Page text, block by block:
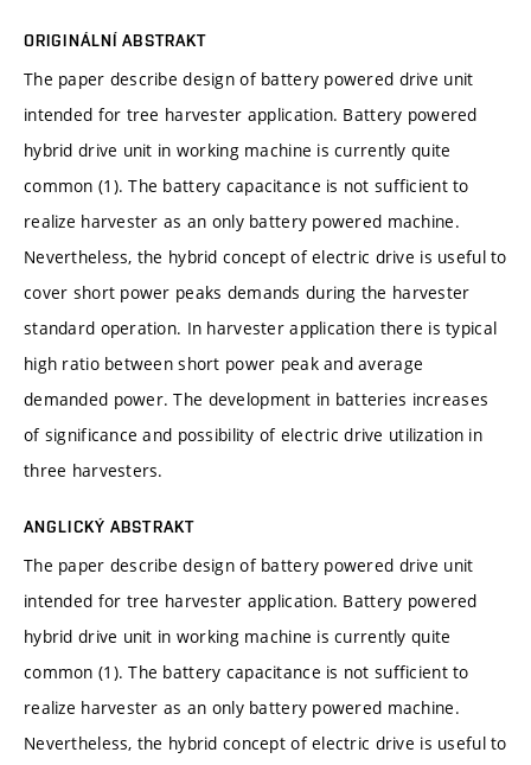
ORIGINÁLNÍ ABSTRAKT
The paper describe design of battery powered drive unit
intended for tree harvester application. Battery powered
hybrid drive unit in working machine is currently quite
common (1). The battery capacitance is not sufficient to
realize harvester as an only battery powered machine.
Nevertheless, the hybrid concept of electric drive is useful to
cover short power peaks demands during the harvester
standard operation. In harvester application there is typical
high ratio between short power peak and average
demanded power. The development in batteries increases
of significance and possibility of electric drive utilization in
three harvesters.
ANGLICKÝ ABSTRAKT
The paper describe design of battery powered drive unit
intended for tree harvester application. Battery powered
hybrid drive unit in working machine is currently quite
common (1). The battery capacitance is not sufficient to
realize harvester as an only battery powered machine.
Nevertheless, the hybrid concept of electric drive is useful to